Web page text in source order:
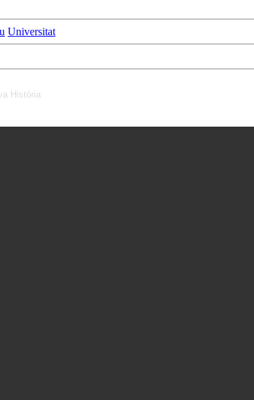
Universitat
Història